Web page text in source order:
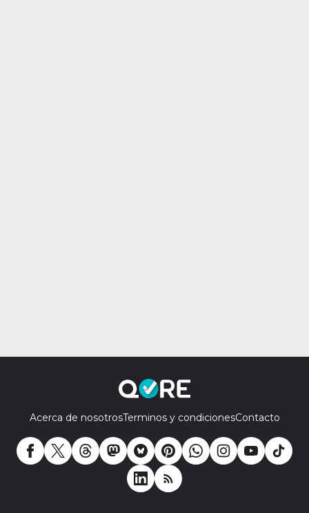
Acerca de nosotrosTerminos y condicionesContacto